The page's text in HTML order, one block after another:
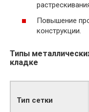
Повышение
конструкции.
Типы
кладке
Тип сетки